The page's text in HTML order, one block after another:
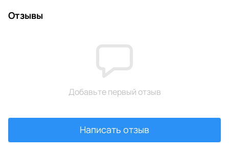
Отзывы
Добавьте первый отзыв
Написать отзыв